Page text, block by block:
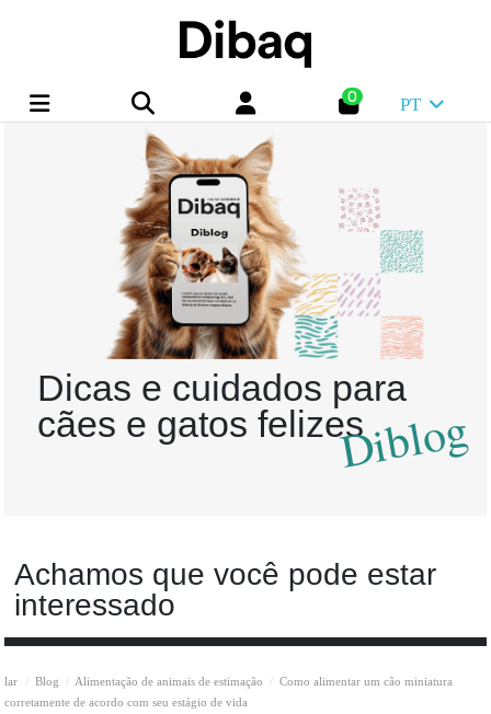
0 PT
Dicas e cuidados para
cães e gatos felizesDiblog
Achamos que você pode estar
interessado
lar Blog Alimentação de animais de estimação
Como alimentar um cão miniatura
corretamente de acordo com seu estágio de vida